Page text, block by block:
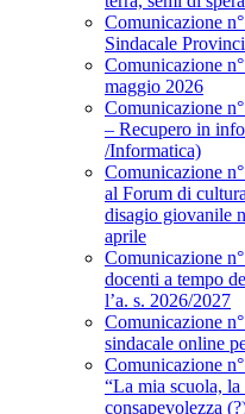
Comunicazione
Sindacale
Comunicazione
maggio 2026
Comunicazione
– Recupero in
/Informatica)
Comunicazione
al Forum di
disagio giovanile
aprile
Comunicazione
docenti a tempo
l’a. s. 2026/2027
Comunicazione
sindacale online
Comunicazione
“La mia scuola,
consapevolezza